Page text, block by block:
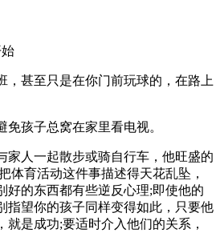
，甚至只是在你门前玩球的，在路上
孩子总窝在家里看电视。
家人一起散步或骑自行车，他旺盛的
体育活动这件事描述得天花乱坠，
好的东西都有些逆反心理;即使他的
指望你的孩子同样变得如此，只要他
就是成功;要适时介入他们的关系，